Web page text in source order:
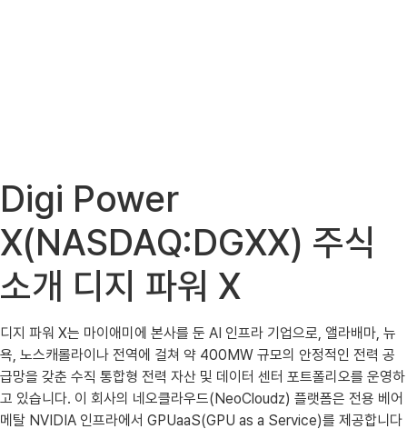
Digi Power
X(NASDAQ:DGXX) 주식
소개 디지 파워 X
디지 파워 X는 마이애미에 본사를 둔 AI 인프라 기업으로, 앨라배마, 뉴
욕, 노스캐롤라이나 전역에 걸쳐 약 400MW 규모의 안정적인 전력 공
급망을 갖춘 수직 통합형 전력 자산 및 데이터 센터 포트폴리오를 운영하
고 있습니다. 이 회사의 네오클라우드(NeoCloudz) 플랫폼은 전용 베어
메탈 NVIDIA 인프라에서 GPUaaS(GPU as a Service)를 제공합니다